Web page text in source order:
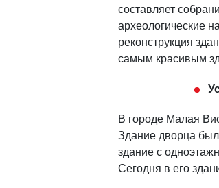
составляет
археологические
реконструкция
самым красивым
В городе Малая
Здание дворца
здание с
Сегодня в его